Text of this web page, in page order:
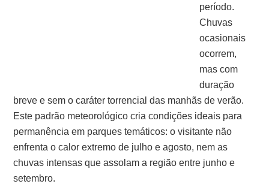
período.
Chuvas
ocasionais
ocorrem,
mas com
duração
breve e sem o caráter torrencial das manhãs de verão.
Este padrão meteorológico cria condições ideais para
permanência em parques temáticos: o visitante não
enfrenta o calor extremo de julho e agosto, nem as
chuvas intensas que assolam a região entre junho e
setembro.